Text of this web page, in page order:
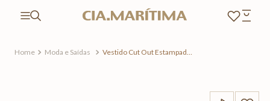
Moda e Saídas
Vestido Cut Out Estampado